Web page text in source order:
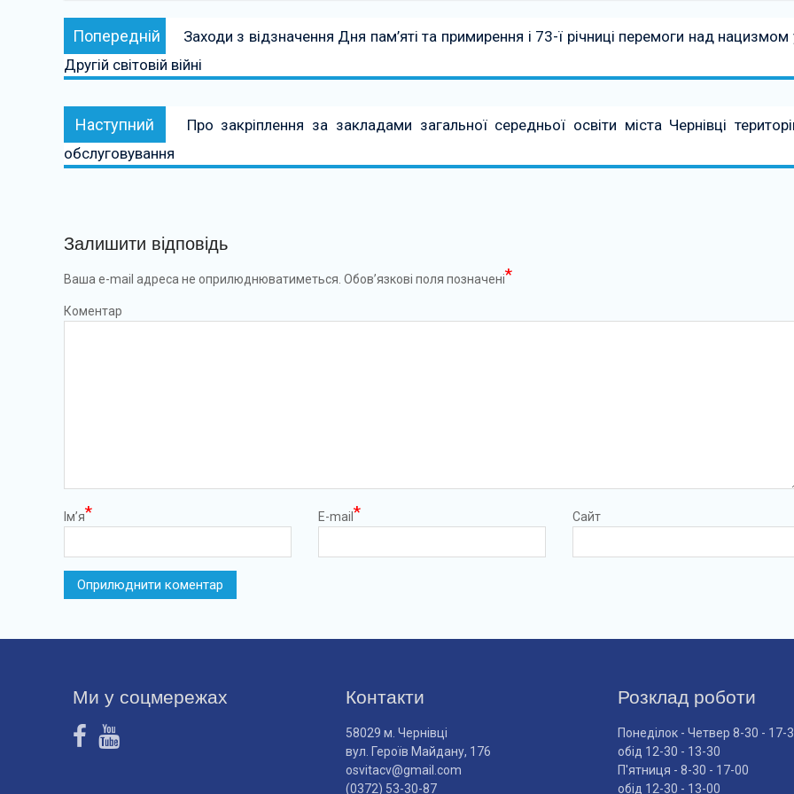
Навігація
записів
Попередній Попередній:
Заходи з відзначення Дня пам’яті та примирення і 73-ї річниці перемоги над нацизмом
Другій світовій війні
Наступний Наступний:
Про закріплення за закладами загальної середньої освіти міста Чернівці
обслуговування
Залишити відповідь
Ваша e-mail адреса не оприлюднюватиметься. Обов’язкові поля позначені*
Коментар
Ім’я* E-mail * Сайт
Ми у соцмережах Контакти
58029 м. Чернівці
вул. Героїв Майдану, 176
osvitacv@gmail.com
(0372) 53-30-87
Розклад роботи
Понеділок - Четвер 8-30 - 17-
обід 12-30 - 13-30
П'ятниця - 8-30 - 17-00
обід 12-30 - 13-00